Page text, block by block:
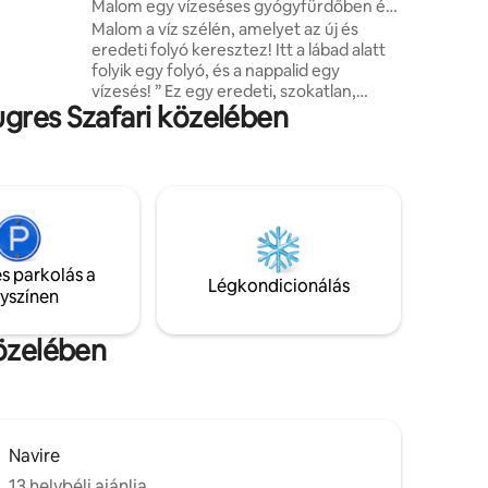
Malom egy vízeséses gyógyfürdőben és
5 csillagos úszómedence
Malom a víz szélén, amelyet az új és
eredeti folyó keresztez! Itt a lábad alatt
folyik egy folyó, és a nappalid egy
vízesés! ” Ez egy eredeti, szokatlan,
eredeti és egyedi hely, egy „kápolna-
mill”, amelyet víz szegélyez... A
28° -ig fűtött ÚSZÓMEDENCE.
TEVÉKENYSÉGEK: TÚRÁZÁS,
KERÉKPÁROZÁS, HORGÁSZAT,
ACCROBRANCHES, SAFARI OF
Szafari közelében
parkolás a
Légkondicionálás
Navire